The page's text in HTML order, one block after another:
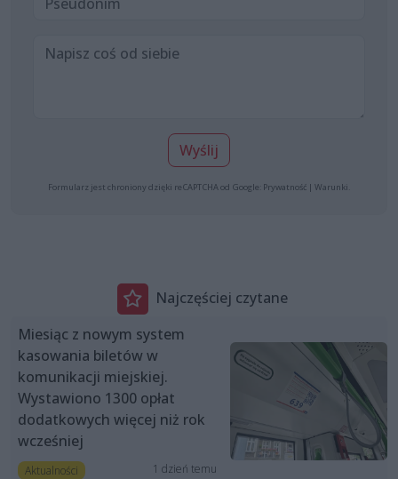
Wyślij
Formularz jest chroniony dzięki reCAPTCHA od Google: Prywatność | Warunki
Najczęściej czytane
Miesiąc z nowym system
kasowania biletów w
komunikacji miejskiej.
Wystawiono 1300 opłat
dodatkowych więcej niż rok
wcześniej
Aktualności 1 dzień temu